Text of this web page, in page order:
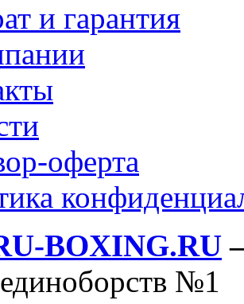
и гарантия
оферта
BOXING.RU
№1